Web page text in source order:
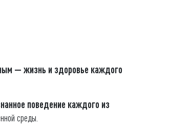
— жизнь и здоровье каждого
поведение каждого из
среды.